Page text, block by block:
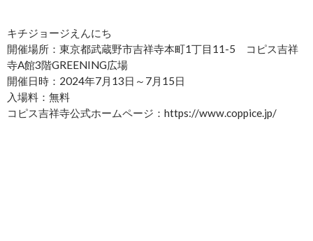
キチジョージえんにち
開催場所：東京都武蔵野市吉祥寺本町1丁目11-5 コピス吉祥
寺A館3階GREENING広場
開催日時：2024年7月13日～7月15日
入場料：無料
コピス吉祥寺公式ホームページ：https://www.coppice.jp/